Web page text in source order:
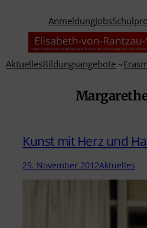
springen
AnmeldungJobs
AktuellesBildungsangebote
Kunst mit Herz und
29. November 2012Aktuelles